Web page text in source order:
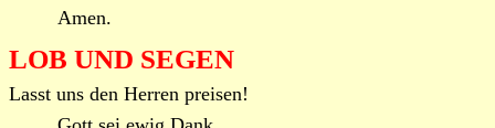
Amen.
LOB UND SEGEN
Lasst uns den Herren preisen!